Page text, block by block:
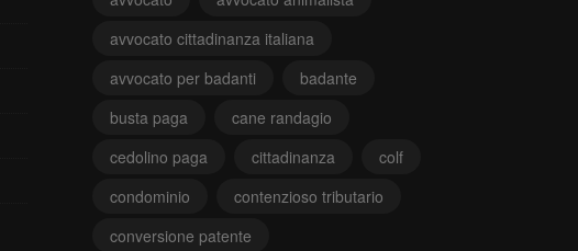
avvocato cittadinanza italiana
avvocato per badanti
badante
busta paga
cane randagio
cedolino paga
cittadinanza
colf
condominio
contenzioso tributario
conversione patente